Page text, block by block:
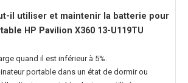
il utiliser et maintenir la batterie pour
HP Pavilion X360 13-U119TU
quand il est inférieur à 5%.
portable dans un état de dormir ou